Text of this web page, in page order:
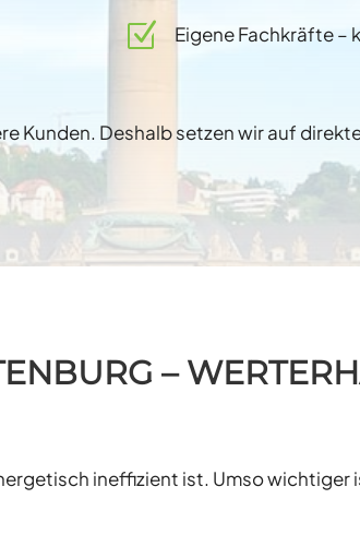
Z Eigene Fachkräfte –
Kunden. Deshalb setzen wir auf
–
ineffizient ist. Umso wichtiger